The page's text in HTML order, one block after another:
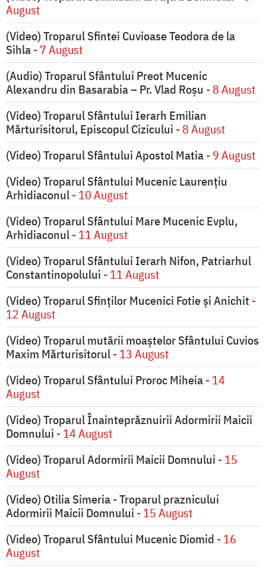
August
(Video) Troparul Sfintei Cuvioase Teodora de la
Sihla- 7 August
(Audio) Troparul Sfântului Preot Mucenic
Alexandru din Basarabia – Pr. Vlad Roșu - 8 August
(Video) Troparul Sfântului Ierarh Emilian
Mărturisitorul, Episcopul Cizicului - 8 August
(Video) Troparul Sfântului Apostol Matia- 9 August
(Video) Troparul Sfântului Mucenic Laurențiu
Arhidiaconul- 10 August
(Video) Troparul Sfântului Mare Mucenic Evplu,
Arhidiaconul- 11 August
(Video) Troparul Sfântului Ierarh Nifon, Patriarhul
Constantinopolului - 11 August
(Video) Troparul Sfinților Mucenici Fotie și Anichit -
12 August
(Video) Troparul mutării moaștelor Sfântului Cuvios
Maxim Mărturisitorul- 13 August
(Video) Troparul Sfântului Proroc Miheia- 14
August
(Video) Troparul Înainteprăznuirii Adormirii Maicii
Domnului - 14 August
(Video) Troparul Adormirii Maicii Domnului - 15
August
(Video) Otilia Simeria - Troparul praznicului
Adormirii Maicii Domnului - 15 August
(Video) Troparul Sfântului Mucenic Diomid - 16
August